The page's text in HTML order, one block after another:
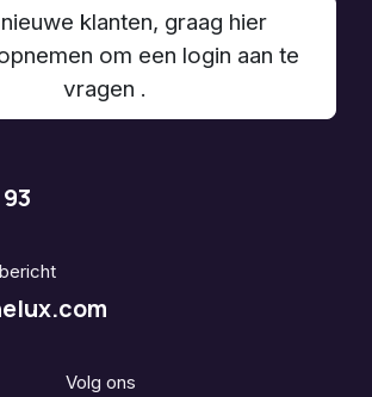
klanten, graag hier
om een login aan te
vragen .
Volg ons